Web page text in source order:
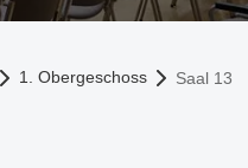
1. Obergeschoss Saal 13